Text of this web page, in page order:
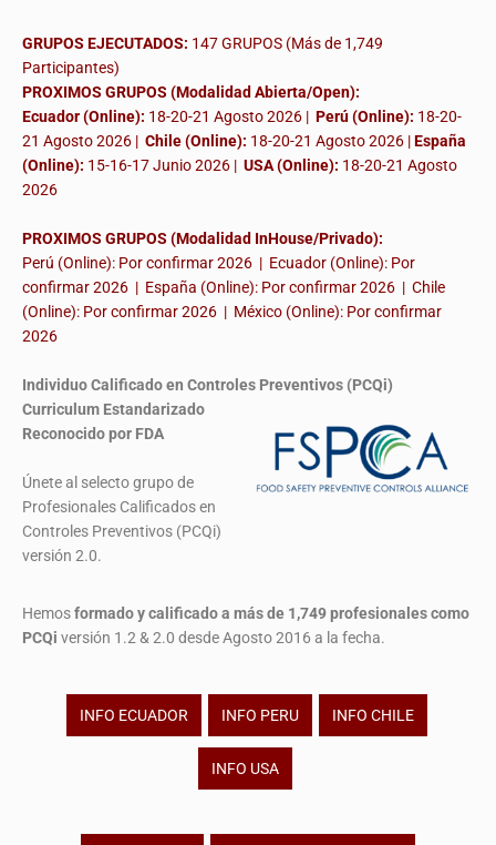
GRUPOS EJECUTADOS: 147 GRUPOS (Más de 1,749
Participantes)
PROXIMOS GRUPOS (Modalidad Abierta/Open):
Ecuador (Online): 18-20-21 Agosto 2026 | Perú (Online): 18-20-
21 Agosto 2026 | Chile (Online): 18-20-21 Agosto 2026 |España
(Online): 15-16-17 Junio 2026 | USA (Online): 18-20-21 Agosto
2026
PROXIMOS GRUPOS (Modalidad InHouse/Privado):
Perú (Online): Por confirmar 2026 | Ecuador (Online): Por
confirmar 2026 | España (Online): Por confirmar 2026 | Chile
(Online): Por confirmar 2026 | México (Online): Por confirmar
2026
Individuo Calificado en Controles Preventivos (PCQi)
Curriculum Estandarizado
Reconocido por FDA
Únete al selecto grupo de
Profesionales Calificados en
Controles Preventivos (PCQi)
versión 2.0.
Hemosformado y calificado a más de 1,749 profesionalescomo
PCQi versión 1.2 & 2.0 desde Agosto 2016 a la fecha.
INFO ECUADOR INFO PERU INFO CHILE
INFO USA